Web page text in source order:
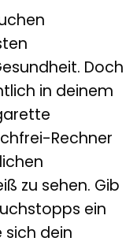
Doch
in deinem
Rechner
zu sehen. Gib
ein
sich dein